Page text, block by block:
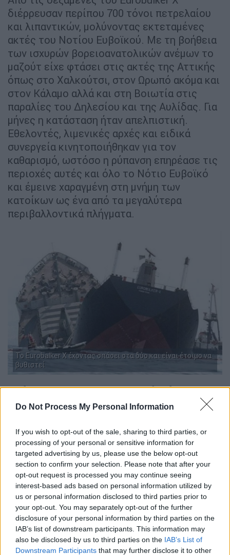
Do Not Process My Personal Information
If you wish to opt-out of the sale, sharing to third parties, or
processing of your personal or sensitive information for
targeted advertising by us, please use the below opt-out
section to confirm your selection. Please note that after your
opt-out request is processed you may continue seeing
interest-based ads based on personal information utilized by
us or personal information disclosed to third parties prior to
your opt-out. You may separately opt-out of the further
disclosure of your personal information by third parties on the
IAB’s list of downstream participants. This information may
also be disclosed by us to third parties on the IAB’s List of
Downstream Participants that may further disclose it to other
διέρρευσαν περίπου 700 τόνοι πετρελαίου
και λιπαντικών, μολύνοντας εκτεταμένες
ακτές του Νοτίου Ευβοϊκού. Με τη βοήθεια
των ισχυρών βορειοανατολικών ανέμων το
μαζούτ είχε φτάσει στις ακτές της Αττικής
όπως στο Χαλκούτσι, στον Ωρωπό ακόμα και
στον Κάλαμο αλλά και στη Βοιωτία στις
παραλίες του Δηλεσίου και της Αυλίδας. Για
μήνες η κατάσταση ήταν απελπιστική.
Εθελοντές, λιμενικές αρχές και ειδικά
συνεργεία κινητοποιήθηκαν για τον
καθαρισμό, ωστόσο η ρύπανση επηρέασε τις
περιοχές αυτές και όλο το Νότιο Ευβοϊκό
και έμεινε χαραγμένη στη μνήμη των
κατοίκων ως ένα από τα μεγαλύτερα
περιβαλλοντικά πλήγματα.
To Εurobalker X έχοντας σπάσει στα δύο και είναι έτοιμο να
βυθιστεί
Διάβρωση και υπερβολικό βάρος
Οι πραγματογνωμοσύνες που ακολούθησαν
ήταν αποκαλυπτικές. Το πλοίο παρουσίαζε
διάβρωση έως και 40% στο κάτω μέρος του
και σε ορισμένα σημεία ακόμη και 100%. Ο
τρόπος φόρτωσης – με υπερβολικό βάρος
στο κέντρο και κενά αμπάρια στα άκρα –
επιδείνωσε την καταπόνηση. Ο καπετάνιος,
όπως αποδείχθηκε, δεν διέθετε επίσημα τα
απαιτούμενα προσόντα. Όλα αυτά οδήγησαν
σε ένα ναυάγιο που, για πολλούς, ήταν
προδιαγεγραμμένο.